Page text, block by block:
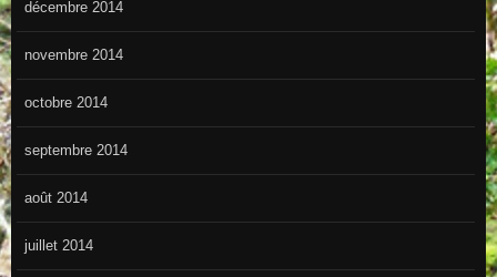
décembre 2014
novembre 2014
octobre 2014
septembre 2014
août 2014
juillet 2014